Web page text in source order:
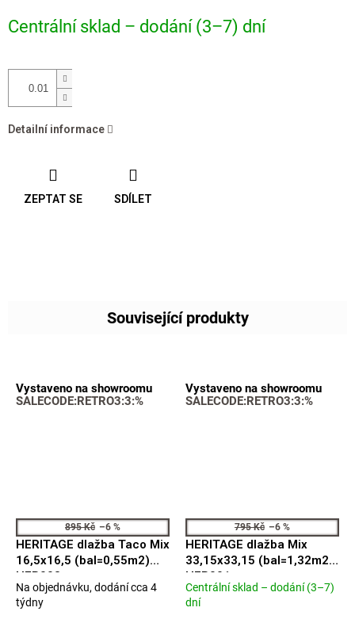
cena:
Centrální sklad – dodání (3–7) dní
Detailní informace
ZEPTAT SE SDÍLET
Související produkty
Vystaveno na showroomu
SALECODE:RETRO3:3:%
895 Kč –6 %
HERITAGE dlažba Taco Mix
16,5x16,5 (bal=0,55m2)
HER003
Průměrné
hodnocení
Na objednávku, dodání cca 4
týdny
Vystaveno na showroomu
SALECODE:RETRO3:3:%
795 Kč –6 %
HERITAGE dlažba Mix
33,15x33,15 (bal=1,32m2)
HER001
Průměrné
Centrální sklad – dodání (3–7)
dní